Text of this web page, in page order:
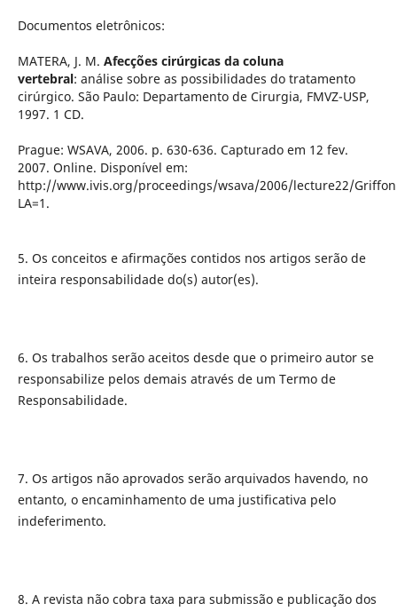
Documentos eletrônicos:
MATERA, J. M. Afecções cirúrgicas da coluna
vertebral: análise sobre as possibilidades do tratamento
cirúrgico. São Paulo: Departamento de Cirurgia, FMVZ-USP,
1997. 1 CD.
Prague: WSAVA, 2006. p. 630-636. Capturado em 12 fev.
2007. Online. Disponível em:
http://www.ivis.org/proceedings/wsava/2006/lecture22/
LA=1.
5. Os conceitos e afirmações contidos nos artigos serão de
inteira responsabilidade do(s) autor(es).
6. Os trabalhos serão aceitos desde que o primeiro autor se
responsabilize pelos demais através de um Termo de
Responsabilidade.
7. Os artigos não aprovados serão arquivados havendo, no
entanto, o encaminhamento de uma justificativa pelo
indeferimento.
8. A revista não cobra taxa para submissão e publicação dos